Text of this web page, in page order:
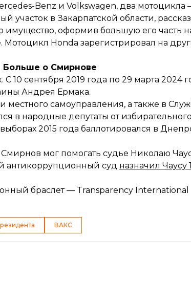
Benz и Volkswagen, два мотоцикла
участок в Закарпатской области,
оформив большую его часть
Honda зарегистрировал на
Больше о Смирнове
сентября 2019 года по 29 марта 2024
Андрея Ермака.
местного самоуправления, а также в
в народные депутаты от
2015 года баллотировался в
Смирнов мог помогать судье Николаю
антикоррупционный суд назначил
браслет — Transparency International
ВАКС